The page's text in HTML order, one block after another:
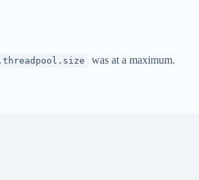
was at a maximum.